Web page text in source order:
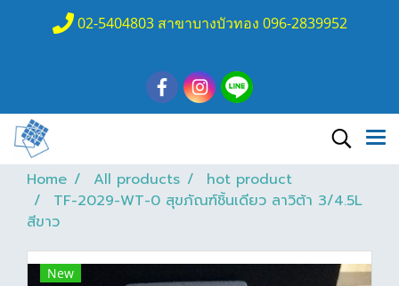
02-5404803 สาขาบางบัวทอง 096-2839952
Home All products
hot product
TF-2029-WT-0 สุขภัณฑ์ชิ้นเดียว ลาวิต้า 3/4.5L
สีขาว
New